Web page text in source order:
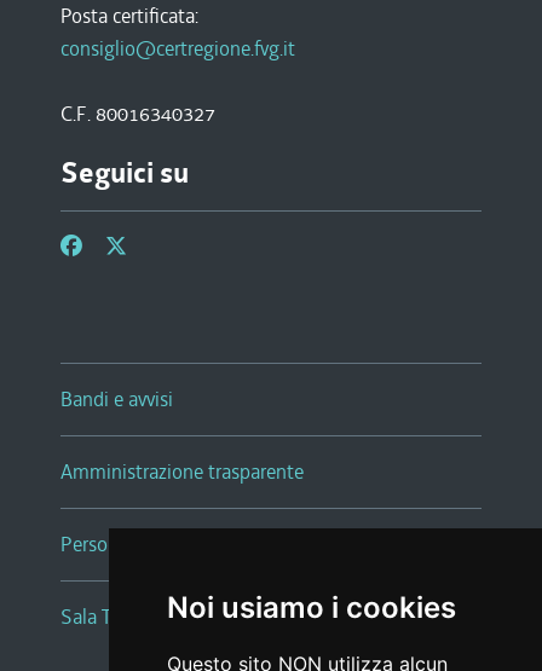
Noi usiamo i cookies
Questo sito NON utilizza alcun
Posta certificata:
consiglio@certregione.fvg.it
C.F. 80016340327
Seguici su
Bandi e avvisi
Amministrazione trasparente
Persone e Uffici
Sala Tiziano Tessitori